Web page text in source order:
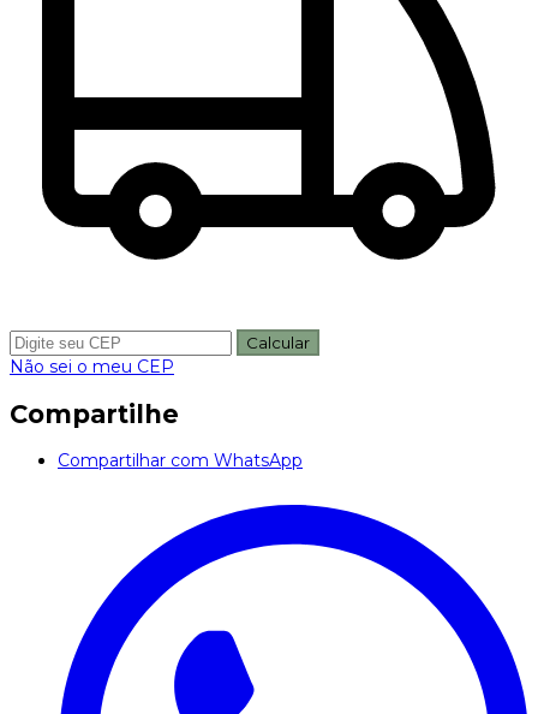
Calcular
Não sei o meu CEP
Compartilhe
Compartilhar com WhatsApp